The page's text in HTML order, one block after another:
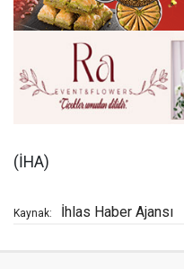
(İHA)
Kaynak: İhlas Haber Ajansı